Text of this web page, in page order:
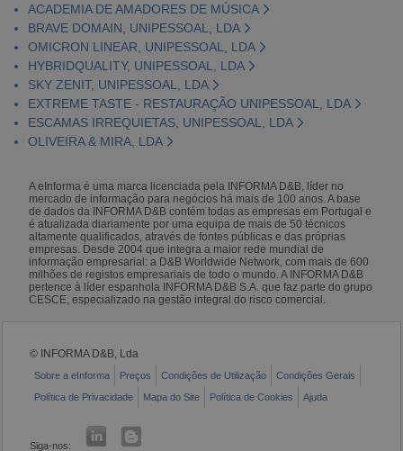
ACADEMIA DE AMADORES DE MÚSICA
BRAVE DOMAIN, UNIPESSOAL, LDA
OMICRON LINEAR, UNIPESSOAL, LDA
HYBRIDQUALITY, UNIPESSOAL, LDA
SKY ZENIT, UNIPESSOAL, LDA
EXTREME TASTE - RESTAURAÇÃO UNIPESSOAL, LDA
ESCAMAS IRREQUIETAS, UNIPESSOAL, LDA
OLIVEIRA & MIRA, LDA
A eInforma é uma marca licenciada pela INFORMA D&B, líder no
mercado de informação para negócios há mais de 100 anos. A base
de dados da INFORMA D&B contém todas as empresas em Portugal e
é atualizada diariamente por uma equipa de mais de 50 técnicos
altamente qualificados, através de fontes públicas e das próprias
empresas. Desde 2004 que integra a maior rede mundial de
informação empresarial: a D&B Worldwide Network, com mais de 600
milhões de registos empresariais de todo o mundo. A INFORMA D&B
pertence à líder espanhola INFORMA D&B S.A. que faz parte do grupo
CESCE, especializado na gestão integral do risco comercial.
© INFORMA D&B, Lda
Sobre a eInforma Preços Condições de Utilização
Condições Gerais
Política de Privacidade
Mapa do Site Política de Cookies Ajuda
Siga-nos: